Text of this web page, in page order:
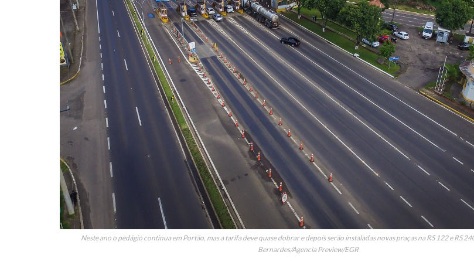
Neste ano o pedágio continua em Portão, mas a tarifa deve quase dobrar e depois serão instaladas novas praças na RS 122 e RS
Bernardes/Agencia Preview/EGR